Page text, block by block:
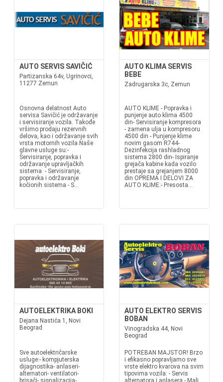
AUTO SERVIS SAVIČIĆ
Partizanska 64v, Ugrinovci,
11277 Zemun
Osnovna delatnost Auto
servisa Savičić je održavanje
i servisiranje vozila. Takođe
vršimo prodaju rezervnih
delova, kao i održavanje svih
vrsta motornih vozila.Naše
glavne usluge su:-
Servisiranje, popravka i
održavanje upravljačkih
sistema - Servisiranje,
popravka i održavanje
kočionih sistema - S...
AUTO KLIMA SERVIS
BEBE
Zadrugarska 3c, Zemun
AUTO KLIME - Popravka i
punjenje auto klima 4500
din- Servisiranje kompresora
- zamena ulja u kompresoru
4500 din - Punjenje klime
novim gasom R744-
Dezinfekcija rashladnog
sistema 2800 din- Ispiranje
grejača kabine kada vozilo
prestaje sa grejanjem 8000
din OPREMA I DELOVI ZA
AUTO KLIME:- Presosta...
AUTOELEKTRIKA BOKI
Dejana Nastića 1, Novi
Beograd
Sve autoelektričarske
usluge:- kompjuterska
dijagnostika- anlaseri-
alternatori- ventilatori-
brisači- signalizacija-
AUTO ELEKTRO SERVIS
BOBAN
Vinogradska 44, Novi
Beograd
POTREBAN MAJSTOR! Brzo
i efikasno popravljamo sve
vrste elektro kvarova na svim
tipovima vozila: - Servis
alternatora i anlasera - Mali